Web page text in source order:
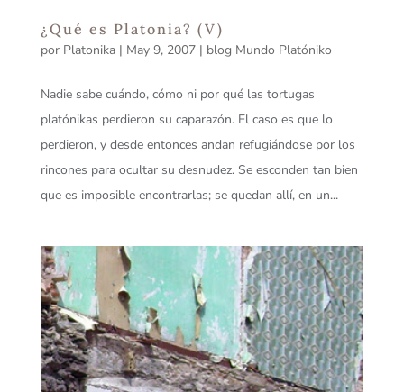
¿Qué es Platonia? (V)
por Platonika| May 9, 2007| blog Mundo Platóniko
Nadie sabe cuándo, cómo ni por qué las tortugas
platónikas perdieron su caparazón. El caso es que lo
perdieron, y desde entonces andan refugiándose por los
rincones para ocultar su desnudez. Se esconden tan bien
que es imposible encontrarlas; se quedan allí, en un...